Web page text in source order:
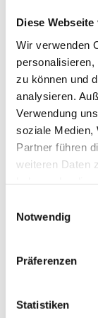
Diese
Wir verwenden
zu können und
analysieren.
Verwendung
soziale Medien,
Partner führen
weiteren Daten
Notwendig
Präferenzen
Statistiken